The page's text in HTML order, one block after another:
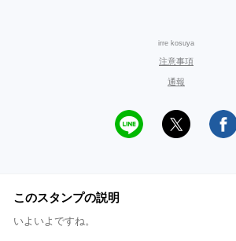
irre kosuya
注意事項
通報
このスタンプの説明
いよいよですね。